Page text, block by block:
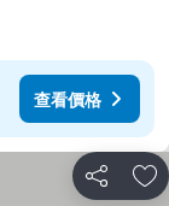
查看價格
分享 加